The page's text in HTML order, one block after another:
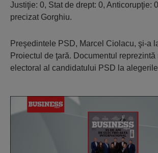
Justiţie: 0, Stat de drept: 0, Anticorupţie:
precizat Gorghiu.
Preşedintele PSD, Marcel Ciolacu, şi-a
Proiectul de ţară. Documentul reprezintă
electoral al candidatului PSD la